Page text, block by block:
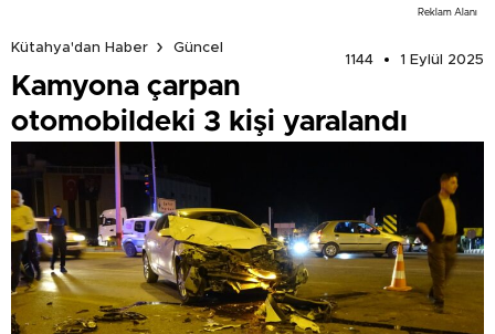
Reklam Alanı
Kütahya'dan Haber
Güncel
1144
1 Eylül 2025
Kamyona çarpan
otomobildeki 3 kişi yaralandı